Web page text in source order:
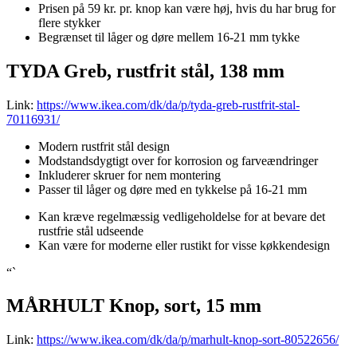
Prisen på 59 kr. pr. knop kan være høj, hvis du har brug for
flere stykker
Begrænset til låger og døre mellem 16-21 mm tykke
TYDA Greb, rustfrit stål, 138 mm
Link: https://www.ikea.com/dk/da/p/tyda-greb-rustfrit-stal-
70116931/
Modern rustfrit stål design
Modstandsdygtigt over for korrosion og farveændringer
Inkluderer skruer for nem montering
Passer til låger og døre med en tykkelse på 16-21 mm
Kan kræve regelmæssig vedligeholdelse for at bevare det
rustfrie stål udseende
Kan være for moderne eller rustikt for visse køkkendesign
“`
MÅRHULT Knop, sort, 15 mm
Link: https://www.ikea.com/dk/da/p/marhult-knop-sort-80522656/